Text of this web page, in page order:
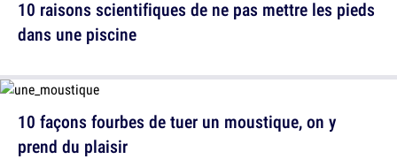
10 raisons scientifiques de ne pas mettre les pieds
dans une piscine
10 façons fourbes de tuer un moustique, on y
prend du plaisir